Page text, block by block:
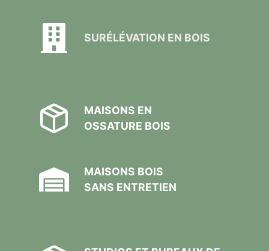
SURÉLÉVATION EN BOIS
MAISONS EN
OSSATURE BOIS
MAISONS BOIS
SANS ENTRETIEN